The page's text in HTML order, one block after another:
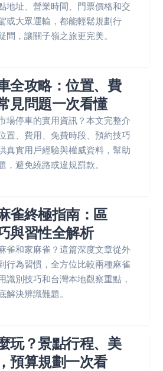
地址、營業時間、門票價格和交
或大眾運輸，都能輕鬆規劃行
問，讓關子嶺之旅更完美。
全攻略：位置、費
見問題一次看懂
場停車的實用資訊？本文完整介
置、費用、免費時段、預約技巧
真實用戶經驗與權威資料，幫助
，避免繞路或違規罰款。
雀終極指南：區
與習性全解析
雀和家麻雀？這篇深度文章從外
行為習慣，全方位比較兩種麻雀
識別技巧和台灣本地觀察重點，
解決辨識難題。
玩？景點行程、美
預算規劃一次看